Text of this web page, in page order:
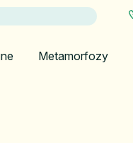
Metamorfozy